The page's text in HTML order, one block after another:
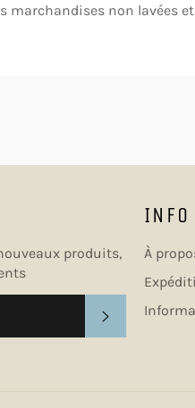
marchandises non lavées
produits,
S'INSCRIRE
INFO
À